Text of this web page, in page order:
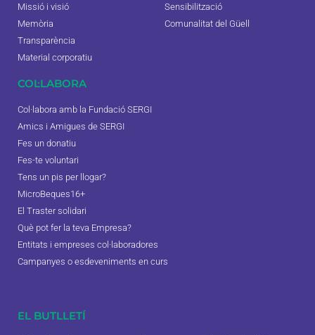
Missió i visió
Memòria
Transparència
Material corporatiu
Sensibilització
Comunalitat del Güell
COL·LABORA
Col·labora amb la Fundació SERGI
Amics i Amigues de SERGI
Fes un donatiu
Fes-te voluntari
Tens un pis per llogar?
MicroBeques16+
El Traster solidari
Què pot fer la teva Empresa?
Entitats i empreses col·laboradores
Campanyes o esdeveniments en curs
EL BUTLLETÍ